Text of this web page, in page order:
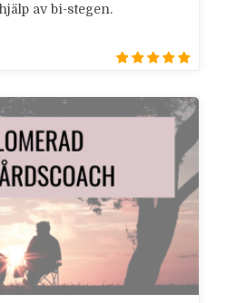
av bi-stegen.